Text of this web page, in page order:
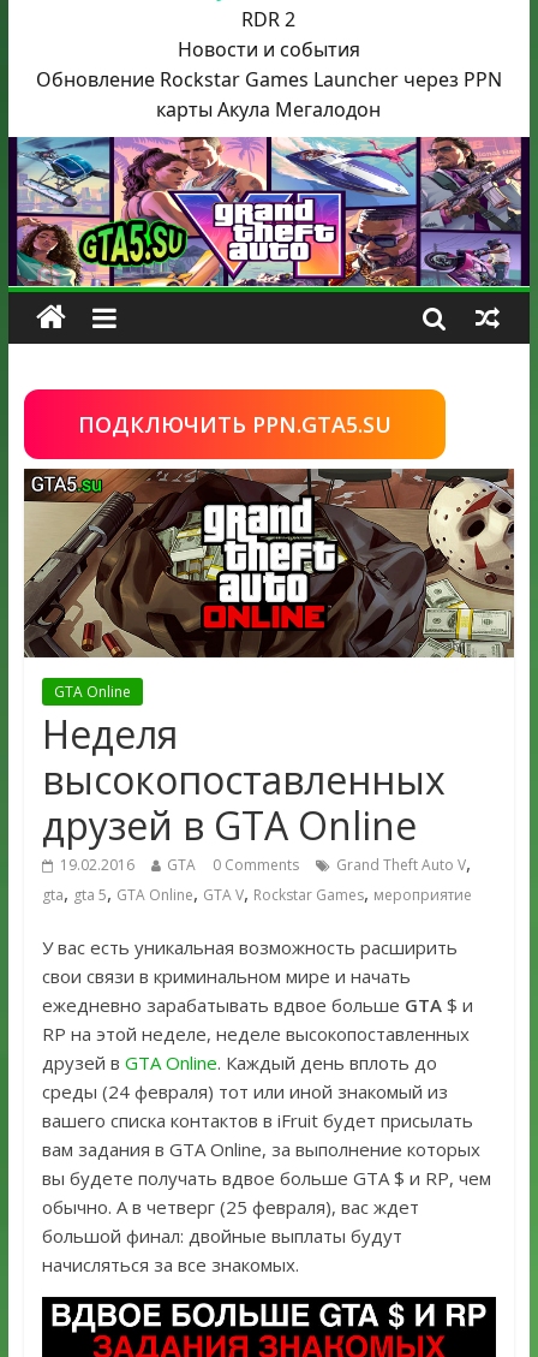
RDR 2
Новости и события
Обновление Rockstar Games Launcher через PPN
карты Акула Мегалодон
ПОДКЛЮЧИТЬ PPN.GTA5.SU
GTA Online
Неделя
высокопоставленных
друзей в GTA Online
19.02.2016 GTA 0 Comments Grand Theft Auto V,
gta, gta 5, GTA Online, GTA V, Rockstar Games, мероприятие
У вас есть уникальная возможность расширить
свои связи в криминальном мире и начать
ежедневно зарабатывать вдвое больше GTA$ и
RP на этой неделе, неделе высокопоставленных
друзей в GTA Online. Каждый день вплоть до
среды (24 февраля) тот или иной знакомый из
вашего списка контактов в iFruit будет присылать
вам задания в GTA Online, за выполнение которых
вы будете получать вдвое больше GTA $ и RP, чем
обычно. А в четверг (25 февраля), вас ждет
большой финал: двойные выплаты будут
начисляться за все знакомых.